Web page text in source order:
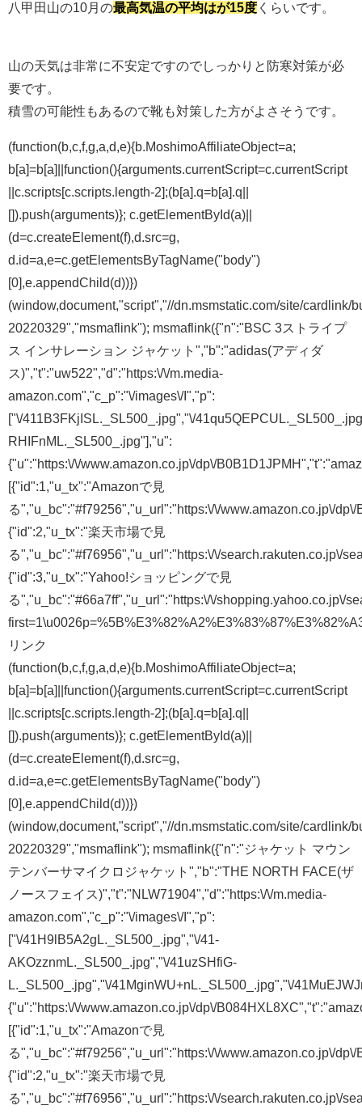
八甲田山の10月の最高気温の平均はが15度 くらいです。
山の天気は非常に不安定ですのでしっかりと防寒対策が必
要です。
積雪の可能性もあるので靴も対策した方がよさそうです。
(function(b,c,f,g,a,d,e){b.MoshimoAffiliateObject=a;
b[a]=b[a]||function(){arguments.currentScript=c.currentScript
||c.scripts[c.scripts.length-2];(b[a].q=b[a].q||
[]).push(arguments)}; c.getElementById(a)||
(d=c.createElement(f),d.src=g,
d.id=a,e=c.getElementsByTagName("body")
[0],e.appendChild(d))})
(window,document,"script","//dn.msmstatic.com/site/cardlink/
20220329","msmaflink"); msmaflink({"n":"BSC 3ストライプ
ス インサレーション ジャケット","b":"adidas(アディダ
ス)","t":"uw522","d":"https:\/\/m.media-
amazon.com","c_p":"\/images\/I","p":
["\/411B3FKjISL._SL500_.jpg","\/
RHIFnML._SL500_.jpg"],"u":
{"u":"https:\/\/www.amazon.co.jp\/dp\/
[{"id":1,"u_tx":"Amazonで見
る","u_bc":"#f79256","u_url":"https:\/\/www.amazon.co.jp\/
{"id":2,"u_tx":"楽天市場で見
る","u_bc":"#f76956","u_url":"https:\/\/search.rakuten.co.jp\/
{"id":3,"u_tx":"Yahoo!ショッピングで見
る","u_bc":"#66a7ff","u_url":"https:\/\/shopping.yahoo.co.jp\/
リンク
(function(b,c,f,g,a,d,e){b.MoshimoAffiliateObject=a;
b[a]=b[a]||function(){arguments.currentScript=c.currentScript
||c.scripts[c.scripts.length-2];(b[a].q=b[a].q||
[]).push(arguments)}; c.getElementById(a)||
(d=c.createElement(f),d.src=g,
d.id=a,e=c.getElementsByTagName("body")
[0],e.appendChild(d))})
(window,document,"script","//dn.msmstatic.com/site/cardlink/
20220329","msmaflink"); msmaflink({"n":"ジャケット マウン
テンバーサマイクロジャケット","b":"THE NORTH FACE(ザ
ノースフェイス)","t":"NLW71904","d":"https:\/\/m.media-
amazon.com","c_p":"\/images\/I","p":
["\/41H9lB5A2gL._SL500_.jpg","\/41-
AKOzznmL._SL500_.jpg","\/41uzSHfiG-
L._SL500_.jpg","\/41MginWU+nL._SL500_.jpg","\/
{"u":"https:\/\/www.amazon.co.jp\/dp\/
[{"id":1,"u_tx":"Amazonで見
る","u_bc":"#f79256","u_url":"https:\/\/www.amazon.co.jp\/
{"id":2,"u_tx":"楽天市場で見
る","u_bc":"#f76956","u_url":"https:\/\/search.rakuten.co.jp\/